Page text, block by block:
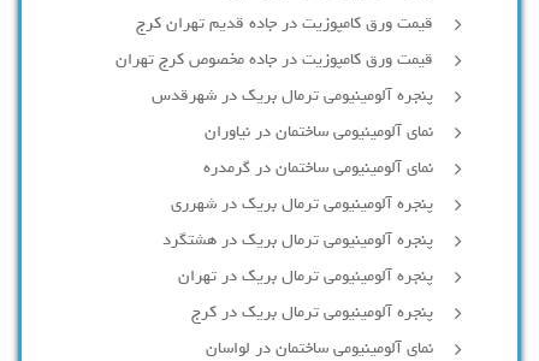
قیمت ورق کامپوزیت در جاده قدیم تهران کرج
قیمت ورق کامپوزیت در جاده مخصوص کرج تهران
پنجره آلومینیومی ترمال بریک در شهرقدس
نمای آلومینیومی ساختمان در نیاوران
نمای آلومینیومی ساختمان در گرمدره
پنجره آلومینیومی ترمال بریک در شهرری
پنجره آلومینیومی ترمال بریک در هشتگرد
پنجره آلومینیومی ترمال بریک در تهران
پنجره آلومینیومی ترمال بریک در کرج
نمای آلومینیومی ساختمان در لواسان